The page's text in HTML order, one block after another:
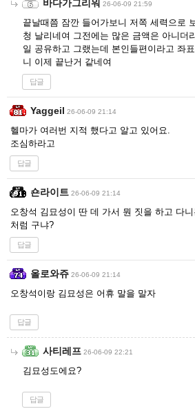
바다가그리워 26-06-09 21:59
끝날때쯤 잠깐 들어가보니 저쪽 세력으로
청 날리네여 그전에는 많은 금액은 아니더
일 공유하고 그랬는데 본인들편이라고 좌
니 이제 끝난거 같네여
답글
Yaggeil 26-06-09 21:14
헬마가 여러번 지적 했다고 알고 있어요.
조심하라고
답글
숀라이트 26-06-09 21:14
오창석 김묘성이 딴 데 가서 뭔 짓을 하고 다
처럼 구냐?
답글
올로와쥬 26-06-09 21:14
오창석이랑 김묘성은 어휴 말을 말자
답글
사티레프 26-06-09 22:21
김묘성도에요?
답글